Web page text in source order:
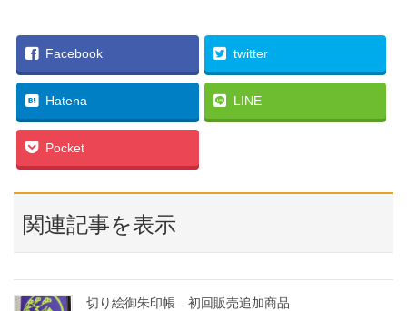
Facebook twitter
Hatena LINE
Pocket
関連記事を表示
切り絵御朱印帳 初回販売追加商品